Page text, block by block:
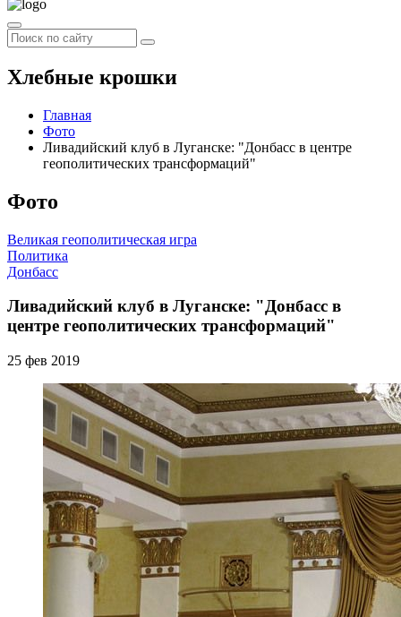
Хлебные крошки
Главная
Фото
Ливадийский клуб в Луганске: "Донбасс в центре
геополитических трансформаций"
Фото
Великая геополитическая игра
Политика
Донбасс
Ливадийский клуб в Луганске: "Донбасс в
центре геополитических трансформаций"
25 фев 2019